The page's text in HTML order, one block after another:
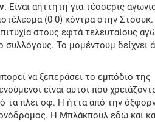
. Είναι αήττητη για τέσσερις
(0-0) κόντρα στην
στους εφτά τελευταίους
Το μομέντουμ δείχνει
να ξεπεράσει το εμπόδιο της
είναι αυτοί που
τα πλέι οφ. Η ήττα από την
Η Μπλάκπουλ εδώ και